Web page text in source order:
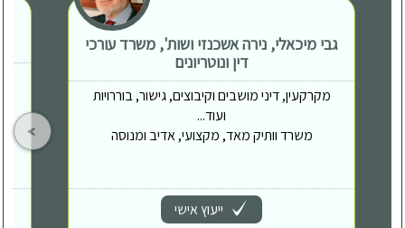
גבי מיכאלי, נירה אשכנזי ושות', משרד עורכי
דין ונוטריונים
מקרקעין, דיני מושבים וקיבוצים, גישור, בוררויות
ועוד...
משרד וותיק מאד, מקצועי, אדיב ומנוסה
ייעוץ אישי